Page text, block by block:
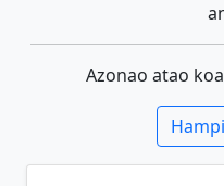
Azonao atao